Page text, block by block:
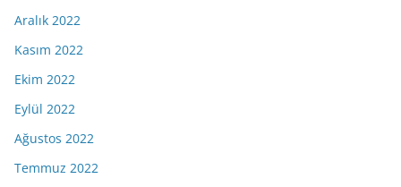
Aralık 2022
Kasım 2022
Ekim 2022
Eylül 2022
Ağustos 2022
Temmuz 2022